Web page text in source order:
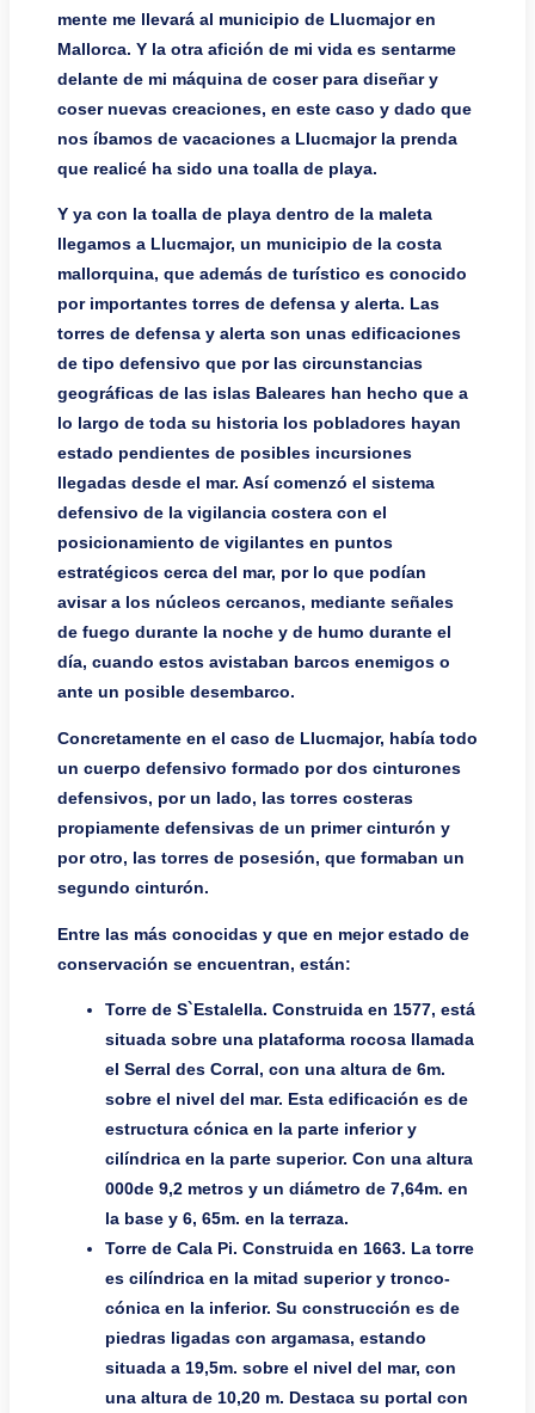
mente me llevará al municipio de Llucmajor en
Mallorca. Y la otra afición de mi vida es sentarme
delante de mi máquina de coser para diseñar y
coser nuevas creaciones, en este caso y dado que
nos íbamos de vacaciones a Llucmajor la prenda
que realicé ha sido una toalla de playa.
Y ya con la toalla de playa dentro de la maleta
llegamos a Llucmajor, un municipio de la costa
mallorquina, que además de turístico es conocido
por importantes torres de defensa y alerta. Las
torres de defensa y alerta son unas edificaciones
de tipo defensivo que por las circunstancias
geográficas de las islas Baleares han hecho que a
lo largo de toda su historia los pobladores hayan
estado pendientes de posibles incursiones
llegadas desde el mar. Así comenzó el sistema
defensivo de la vigilancia costera con el
posicionamiento de vigilantes en puntos
estratégicos cerca del mar, por lo que podían
avisar a los núcleos cercanos, mediante señales
de fuego durante la noche y de humo durante el
día, cuando estos avistaban barcos enemigos o
ante un posible desembarco.
Concretamente en el caso de Llucmajor, había todo
un cuerpo defensivo formado por dos cinturones
defensivos, por un lado, las torres costeras
propiamente defensivas de un primer cinturón y
por otro, las torres de posesión, que formaban un
segundo cinturón.
Entre las más conocidas y que en mejor estado de
conservación se encuentran, están:
Torre de S`Estalella. Construida en 1577, está
situada sobre una plataforma rocosa llamada
el Serral des Corral, con una altura de 6m.
sobre el nivel del mar. Esta edificación es de
estructura cónica en la parte inferior y
cilíndrica en la parte superior. Con una altura
000de 9,2 metros y un diámetro de 7,64m. en
la base y 6, 65m. en la terraza.
Torre de Cala Pi. Construida en 1663. La torre
es cilíndrica en la mitad superior y tronco-
cónica en la inferior. Su construcción es de
piedras ligadas con argamasa, estando
situada a 19,5m. sobre el nivel del mar, con
una altura de 10,20 m. Destaca su portal con